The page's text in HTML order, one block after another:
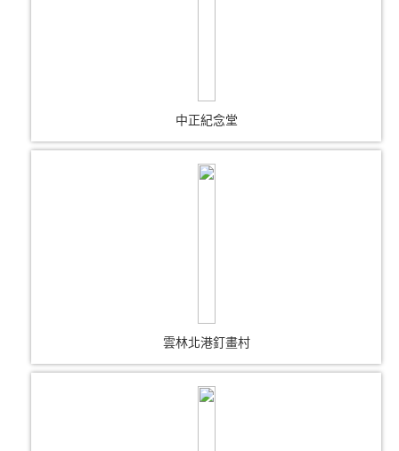
中正紀念堂
雲林北港釘畫村